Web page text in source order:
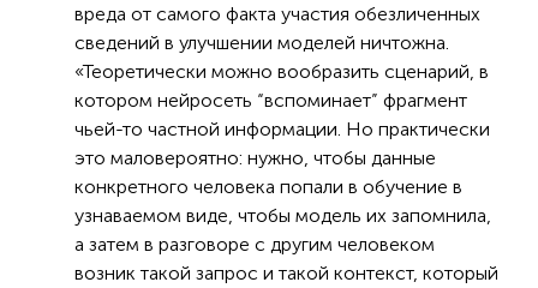
вреда от самого факта участия обезличенных
сведений в улучшении моделей ничтожна.
«Теоретически можно вообразить сценарий, в
котором нейросеть “вспоминает” фрагмент
чьей-то частной информации. Но практически
это маловероятно: нужно, чтобы данные
конкретного человека попали в обучение в
узнаваемом виде, чтобы модель их запомнила,
а затем в разговоре с другим человеком
возник такой запрос и такой контекст, который